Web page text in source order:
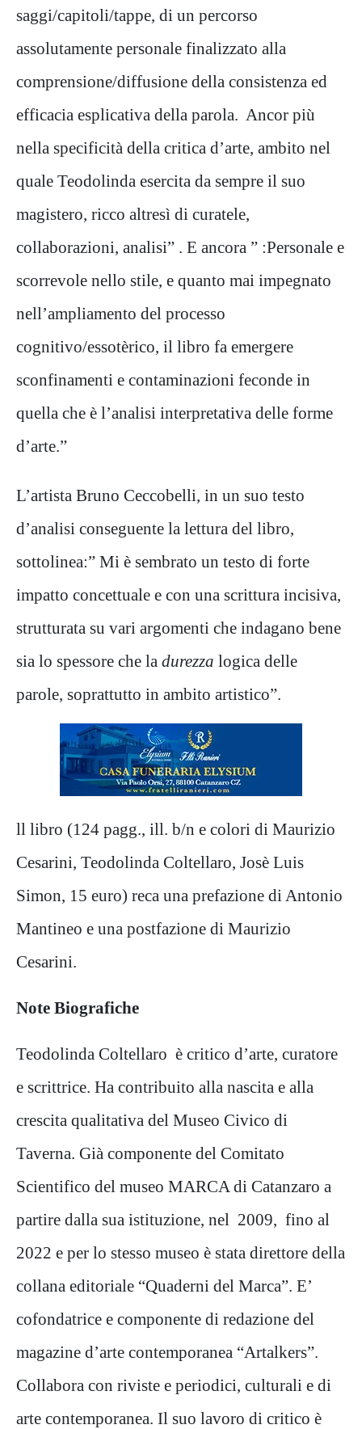
saggi/capitoli/tappe, di un percorso
assolutamente personale finalizzato alla
comprensione/diffusione della consistenza ed
efficacia esplicativa della parola. Ancor più
nella specificità della critica d’arte, ambito nel
quale Teodolinda esercita da sempre il suo
magistero, ricco altresì di curatele,
collaborazioni, analisi” . E ancora ” :Personale e
scorrevole nello stile, e quanto mai impegnato
nell’ampliamento del processo
cognitivo/essotèrico, il libro fa emergere
sconfinamenti e contaminazioni feconde in
quella che è l’analisi interpretativa delle forme
d’arte.”
L’artista Bruno Ceccobelli, in un suo testo
d’analisi conseguente la lettura del libro,
sottolinea:” Mi è sembrato un testo di forte
impatto concettuale e con una scrittura incisiva,
strutturata su vari argomenti che indagano bene
sia lo spessore che la durezza logica delle
parole, soprattutto in ambito artistico”.
ll libro (124 pagg., ill. b/n e colori di Maurizio
Cesarini, Teodolinda Coltellaro, Josè Luis
Simon, 15 euro) reca una prefazione di Antonio
Mantineo e una postfazione di Maurizio
Cesarini.
Note Biografiche
Teodolinda Coltellaro è critico d’arte, curatore
e scrittrice. Ha contribuito alla nascita e alla
crescita qualitativa del Museo Civico di
Taverna. Già componente del Comitato
Scientifico del museo MARCA di Catanzaro a
partire dalla sua istituzione, nel 2009, fino al
2022 e per lo stesso museo è stata direttore della
collana editoriale “Quaderni del Marca”. E’
cofondatrice e componente di redazione del
magazine d’arte contemporanea “Artalkers”.
Collabora con riviste e periodici, culturali e di
arte contemporanea. Il suo lavoro di critico è